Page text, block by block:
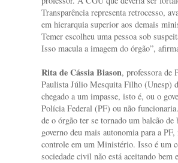
Transparência representa retrocesso,
em hierarquia superior aos demais
Temer escolheu uma pessoa sob
Isso macula a imagem do órgão”,
Rita de Cássia Biason, professora de
Paulista Júlio Mesquita Filho (Unesp)
chegado a um impasse, isto é, ou o
Polícia Federal (PF) ou não
de o órgão ter se tornado um balcão
governo deu mais autonomia para a
controle em um Ministério. Isso é um
sociedade civil não está aceitando bem